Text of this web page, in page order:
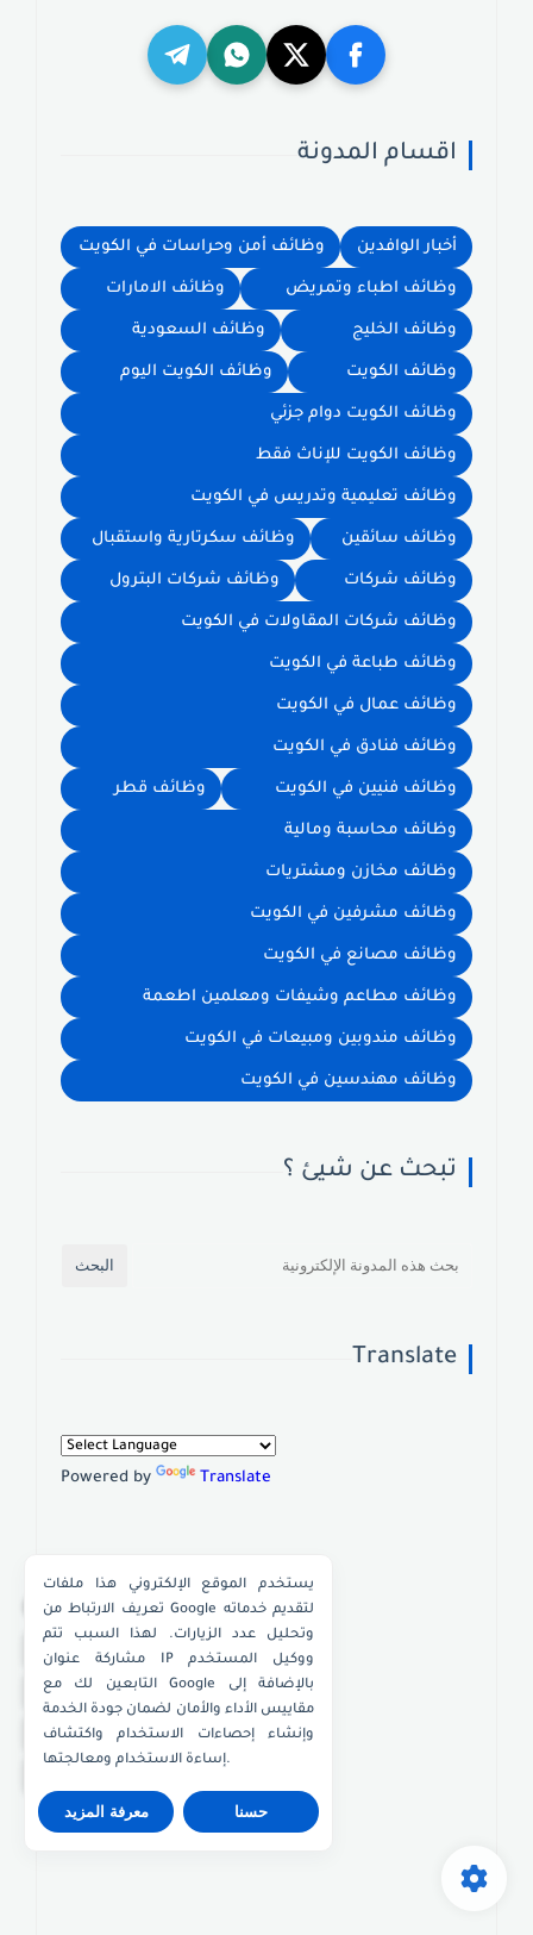
واتساب الكويت
واتساب قطر
واتساب عُمان
واتساب الإمارات
اقسام المدونة
أخبار الوافدين وظائف أمن وحراسات في الكويت
وظائف اطباء وتمريض وظائف الامارات
وظائف الخليج وظائف السعودية
وظائف الكويت وظائف الكويت اليوم
وظائف الكويت دوام جزئي
وظائف الكويت للإناث فقط
وظائف تعليمية وتدريس في الكويت
وظائف سائقين وظائف سكرتارية واستقبال
وظائف شركات وظائف شركات البترول
وظائف شركات المقاولات في الكويت
وظائف طباعة في الكويت
وظائف عمال في الكويت
وظائف فنادق في الكويت
وظائف فنيين في الكويت وظائف قطر
وظائف محاسبة ومالية
وظائف مخازن ومشتريات
وظائف مشرفين في الكويت
وظائف مصانع في الكويت
وظائف مطاعم وشيفات ومعلمين اطعمة
وظائف مندوبين ومبيعات في الكويت
وظائف مهندسين في الكويت
تبحث عن شيئ ؟
Translate
Powered by Translate
يستخدم الموقع الإلكتروني هذا ملفات
تعريف الارتباط من Google لتقديم خدماته
وتحليل عدد الزيارات. لهذا السبب تتم
مشاركة عنوان IP ووكيل المستخدم
التابعين لك مع Google بالإضافة إلى
مقاييس الأداء والأمان لضمان جودة الخدمة
وإنشاء إحصاءات الاستخدام واكتشاف
إساءة الاستخدام ومعالجتها.
معرفة المزيد حسنا